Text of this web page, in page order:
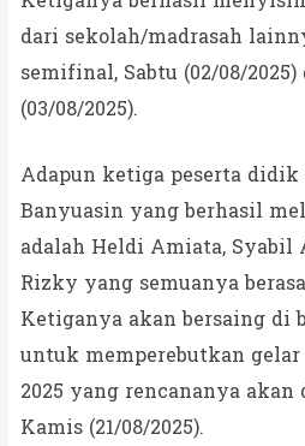
dari sekolah/madrasah
semifinal, Sabtu (02/08/
(03/08/2025).
Adapun ketiga peserta didik
Banyuasin yang berhasil
adalah Heldi Amiata, Syabil
Rizky yang semuanya
Ketiganya akan bersaing di
untuk memperebutkan
2025 yang rencananya
Kamis (21/08/2025).